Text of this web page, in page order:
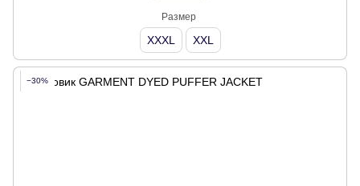
Размер
XXXL XXL
−30%